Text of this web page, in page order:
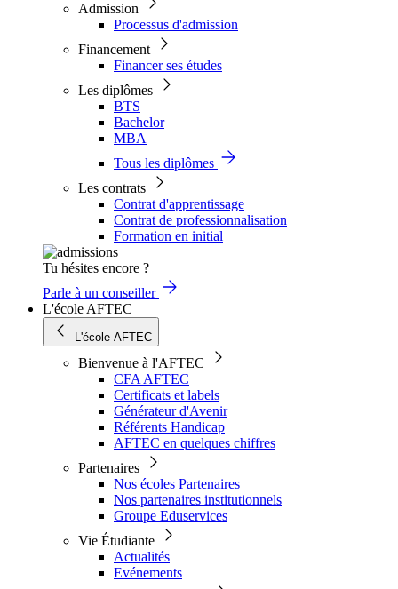
Admission
Processus d'admission
Financement
Financer ses études
Les diplômes
BTS
Bachelor
MBA
Tous les diplômes
Les contrats
Contrat d'apprentissage
Contrat de professionnalisation
Formation en initial
Tu hésites encore ?
Parle à un conseiller
L'école AFTEC
L'école AFTEC
Bienvenue à l'AFTEC
CFA AFTEC
Certificats et labels
Générateur d'Avenir
Référents Handicap
AFTEC en quelques chiffres
Partenaires
Nos écoles Partenaires
Nos partenaires institutionnels
Groupe Eduservices
Vie Étudiante
Actualités
Evénements